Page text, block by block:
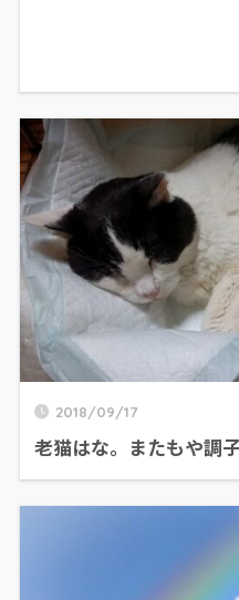
2018/09/17
老猫はな。またもや調子